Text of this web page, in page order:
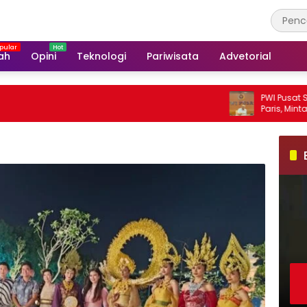
Opini Teknologi Pariwisata Advetorial
PWI Pusat Sesalkan
Paris, Minta Hormati